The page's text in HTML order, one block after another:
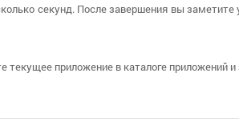
секунд. После завершения вы
текущее приложение в каталоге приложений и